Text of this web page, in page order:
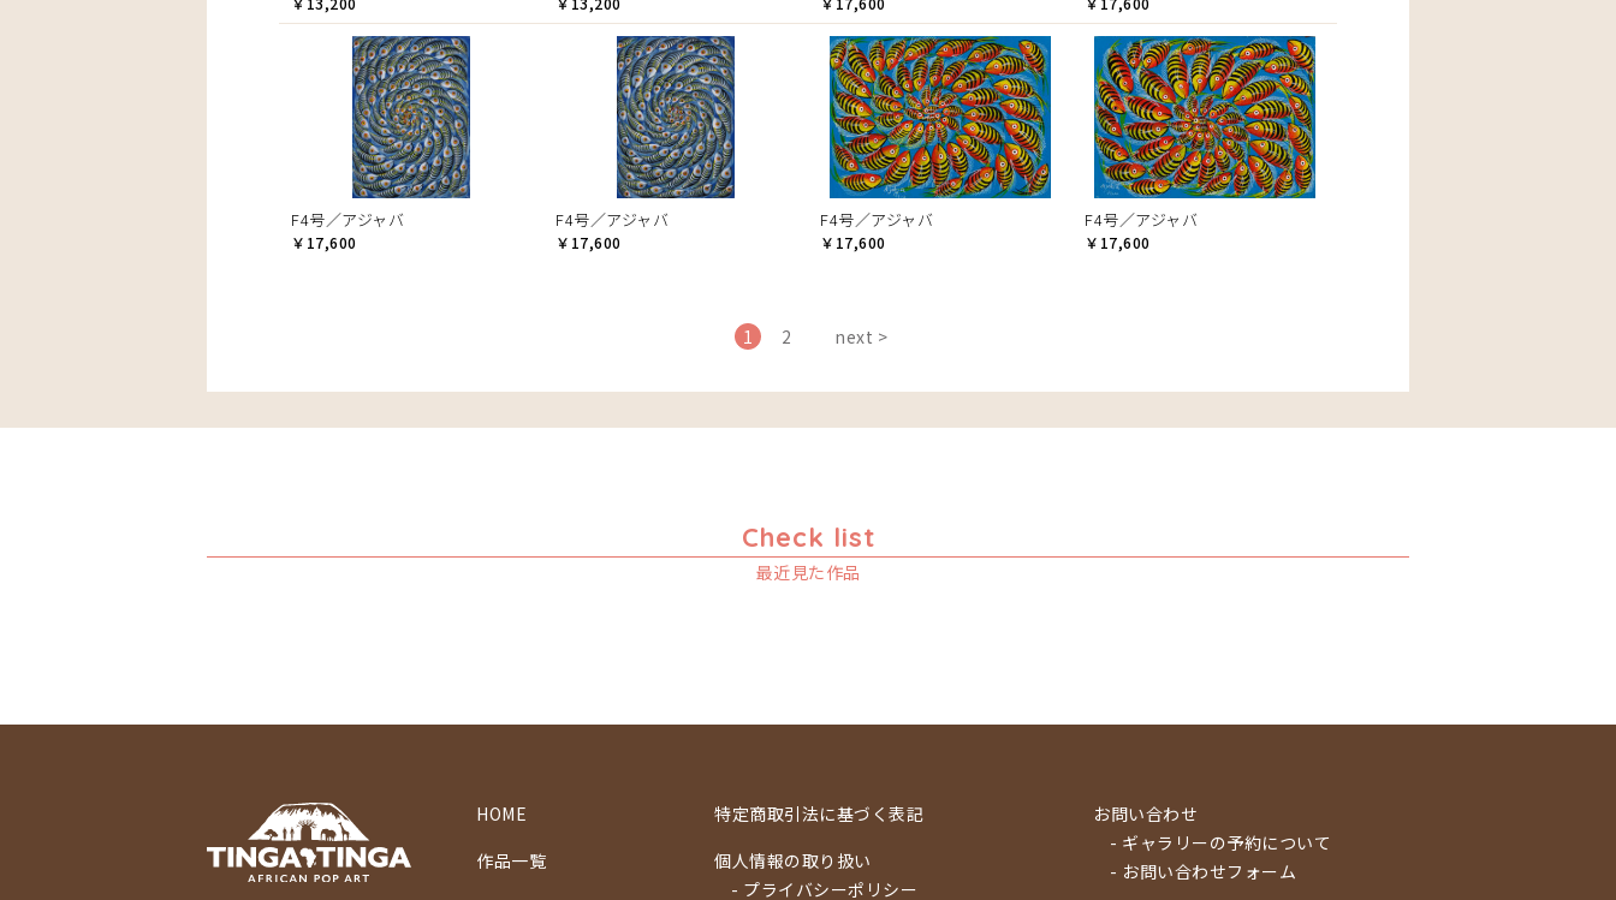
F4号／アジャバ
￥17,600
F4号／アジャバ
￥17,600
F4号／アジャバ
￥17,600
F4号／アジャバ
￥17,600
1 2 next >
Check list
最近見た作品
HOME
作品一覧
特定商取引法に基づく表記
個人情報の取り扱い
- プライバシーポリシー
お問い合わせ
- ギャラリーの予約について
- お問い合わせフォーム